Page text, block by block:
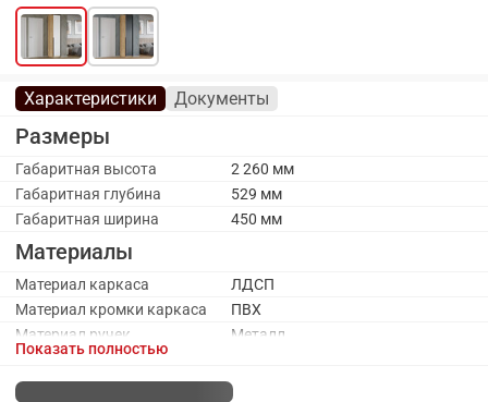
Характеристики Документы
Размеры
Габаритная высота
2 260 мм
Габаритная глубина
529 мм
Габаритная ширина
450 мм
Материалы
Материал каркаса
ЛДСП
Материал кромки каркаса
ПВХ
Материал ручек
Металл
Материал фасада
Стекло
Да
Показать полностью